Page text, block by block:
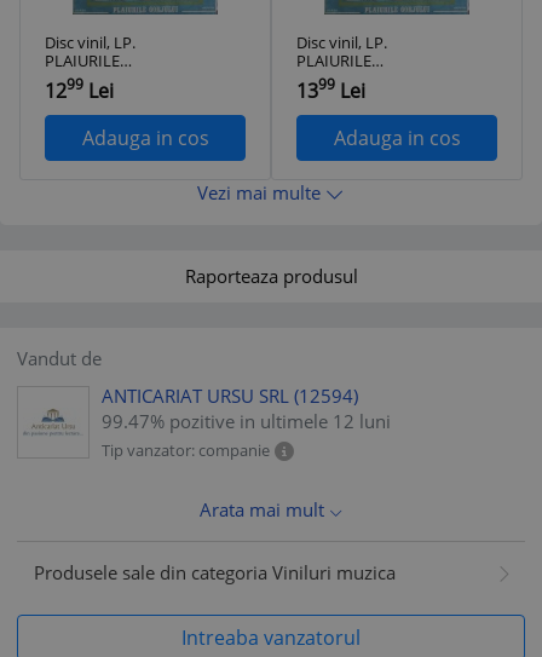
Disc vinil, LP.
PLAIURILE
GORJULUI-MARIA
CIOBANU-323689
1299 Lei
Adauga in cos
Disc vinil, LP.
PLAIURILE
GORJULUI-MARIA
CIOBANU-323690
1399 Lei
Adauga in cos
Vezi mai multe
Raporteaza produsul
Vandut de
ANTICARIAT URSU SRL (12594)
99.47% pozitive in ultimele 12 luni
Tip vanzator: companie
Arata mai mult
Produsele sale din categoria Viniluri muzica
Intreaba vanzatorul